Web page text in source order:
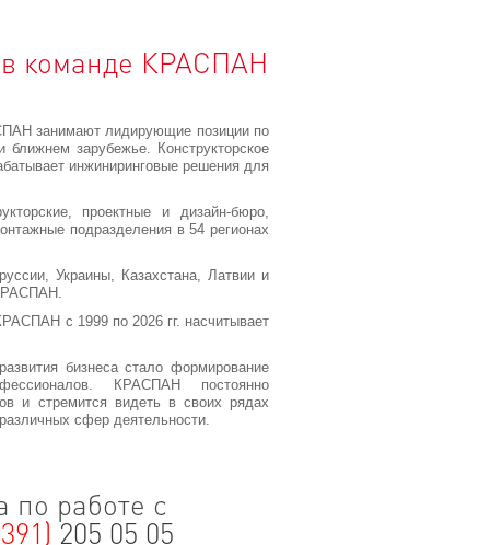
в команде КРАСПАН
занимают лидирующие позиции по
зарубежье. Конструкторское
инжиниринговые решения для
проектные и дизайн-бюро,
подразделения в 54 регионах
Украины, Казахстана, Латвии и
с 1999 по 2026 гг. насчитывает
бизнеса стало формирование
КРАСПАН постоянно
и стремится видеть в своих рядах
сфер деятельности.
по работе с
205 05 05